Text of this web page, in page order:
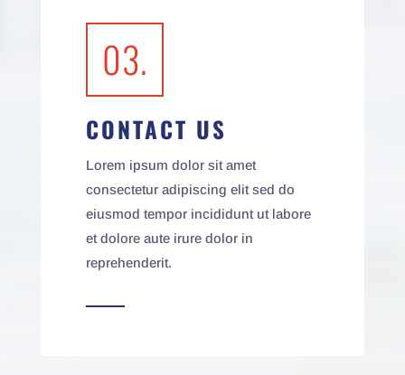
03.
CONTACT US
Lorem ipsum dolor sit amet
consectetur adipiscing elit sed do
eiusmod tempor incididunt ut labore
et dolore aute irure dolor in
reprehenderit.